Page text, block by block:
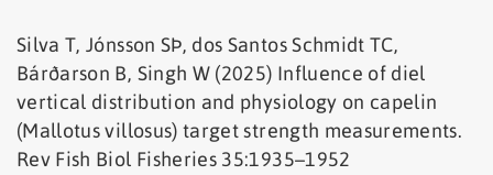
Silva T, Jónsson SÞ, dos Santos Schmidt TC,
Bárðarson B, Singh W (2025) Influence of diel
vertical distribution and physiology on capelin
(Mallotus villosus) target strength measurements.
Rev Fish Biol Fisheries 35:1935–1952